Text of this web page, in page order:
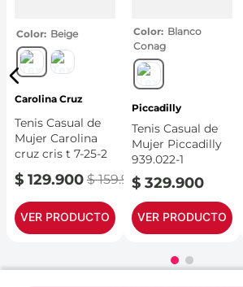
Color Beige
Carolina Cruz
Tenis Casual de
Mujer Carolina
cruz cris t 7-25-2
$ 129.900 $ 159.900
VER PRODUCTO
Color
Blanco
Conag
Piccadilly
Tenis Casual de
Mujer Piccadilly
939.022-1
$ 329.900
VER PRODUCTO